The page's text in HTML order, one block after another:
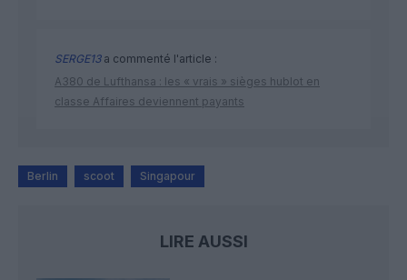
SERGE13a commenté l'article :
A380 de Lufthansa : les « vrais » sièges hublot en
classe Affaires deviennent payants
Berlin scoot Singapour
LIRE AUSSI